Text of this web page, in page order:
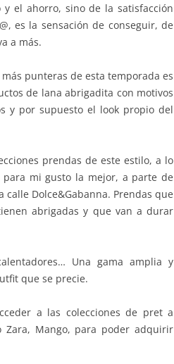
el ahorro, sino de la satisfacción
es la sensación de conseguir, de
a más.
punteras de esta temporada es
de lana abrigadita con motivos
y por supuesto el look propio del
prendas de este estilo, a lo
mi gusto la mejor, a parte de
Dolce&Gabanna. Prendas que
abrigadas y que van a durar
Una gama amplia y
que se precie.
a las colecciones de pret a
Mango, para poder adquirir